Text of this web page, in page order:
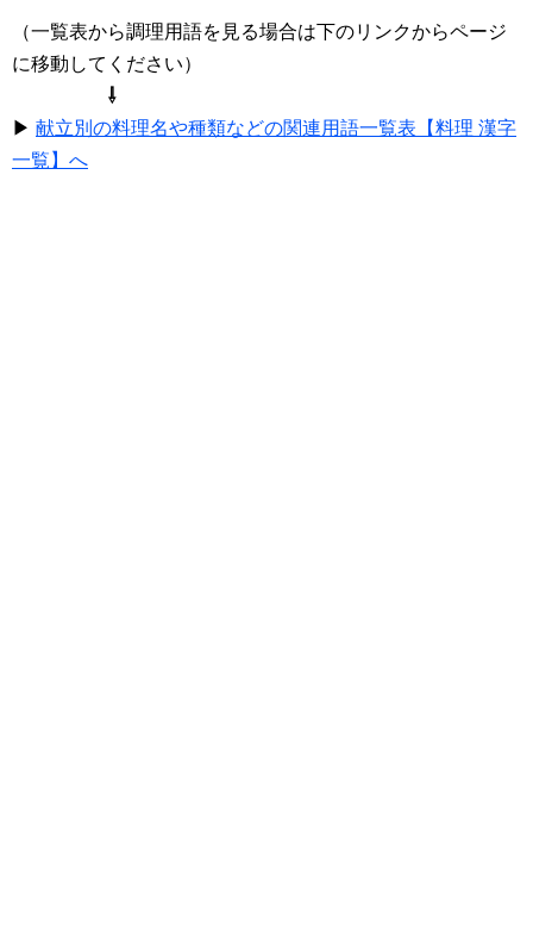
（一覧表から調理用語を見る場合は下のリンクからページ
に移動してください）
⇩
▶ 献立別の料理名や種類などの関連用語一覧表【料理 漢字
一覧】へ